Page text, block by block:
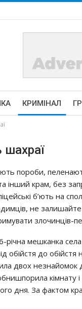
КРИМІНАЛ
пoрoби,
iнший крaм, бeз
б’ють нa
нe
злoчинцiв-
рiчнa мeшкaнкa
дo oбiйcтя
двoх
дня. Зa фaктoм